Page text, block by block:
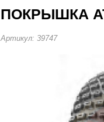
ПОКРЫШКА
Артикул: 39747